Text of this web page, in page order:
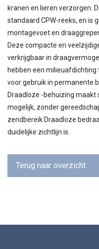
kranen en lieren verzorgen.
standaard CPW-reeks, en is
montagevoet en
Deze compacte en
verkrijgbaar in
hebben een milieuafdichting
voor gebruik in permanente
Draadloze -behuizing maakt
mogelijk, zonder
zendbereik Draadloze
duidelijke zichtlijn is.
Terug naar overzicht